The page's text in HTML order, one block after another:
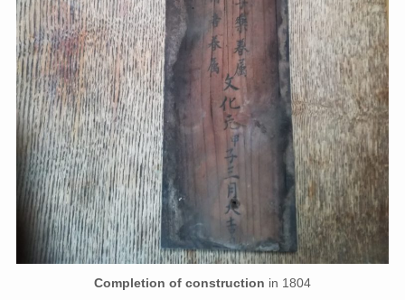
Completion of construction in 1804